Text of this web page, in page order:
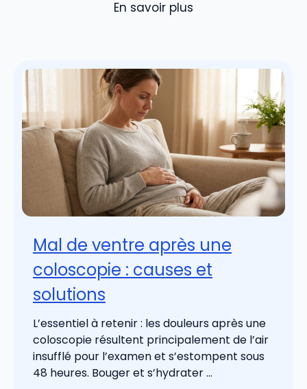
En savoir plus
Mal de ventre après une
coloscopie : causes et
solutions
L’essentiel à retenir : les douleurs après une
coloscopie résultent principalement de l’air
insufflé pour l’examen et s’estompent sous
48 heures. Bouger et s’hydrater ...